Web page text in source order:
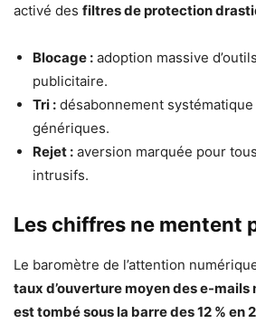
activé des filtres de protection
Blocage : adoption massive
publicitaire.
Tri : désabonnement
génériques.
Rejet : aversion marquée pour
intrusifs.
Les chiffres ne mentent
Le baromètre de l’attention
taux d’ouverture moyen des e-
est tombé sous la barre des 12 % en